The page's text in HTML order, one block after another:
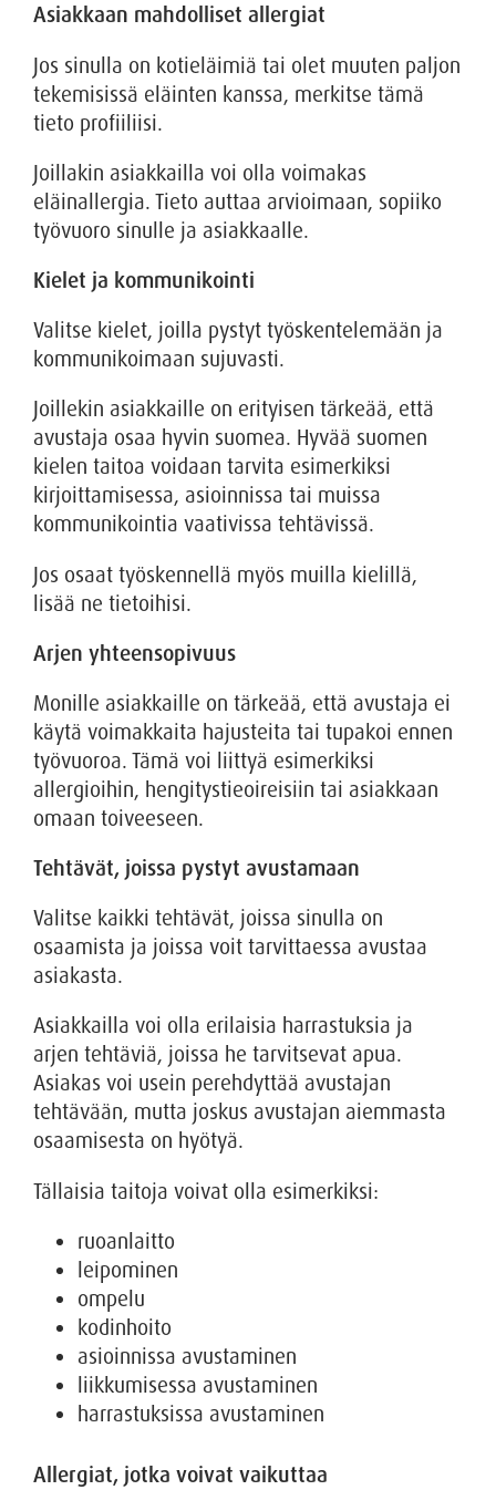
Asiakkaan mahdolliset allergiat
Jos sinulla on kotieläimiä tai olet muuten paljon
tekemisissä eläinten kanssa, merkitse tämä
tieto profiiliisi.
Joillakin asiakkailla voi olla voimakas
eläinallergia. Tieto auttaa arvioimaan, sopiiko
työvuoro sinulle ja asiakkaalle.
Kielet ja kommunikointi
Valitse kielet, joilla pystyt työskentelemään ja
kommunikoimaan sujuvasti.
Joillekin asiakkaille on erityisen tärkeää, että
avustaja osaa hyvin suomea. Hyvää suomen
kielen taitoa voidaan tarvita esimerkiksi
kirjoittamisessa, asioinnissa tai muissa
kommunikointia vaativissa tehtävissä.
Jos osaat työskennellä myös muilla kielillä,
lisää ne tietoihisi.
Arjen yhteensopivuus
Monille asiakkaille on tärkeää, että avustaja ei
käytä voimakkaita hajusteita tai tupakoi ennen
työvuoroa. Tämä voi liittyä esimerkiksi
allergioihin, hengitystieoireisiin tai asiakkaan
omaan toiveeseen.
Tehtävät, joissa pystyt avustamaan
Valitse kaikki tehtävät, joissa sinulla on
osaamista ja joissa voit tarvittaessa avustaa
asiakasta.
Asiakkailla voi olla erilaisia harrastuksia ja
arjen tehtäviä, joissa he tarvitsevat apua.
Asiakas voi usein perehdyttää avustajan
tehtävään, mutta joskus avustajan aiemmasta
osaamisesta on hyötyä.
Tällaisia taitoja voivat olla esimerkiksi:
ruoanlaitto
leipominen
ompelu
kodinhoito
asioinnissa avustaminen
liikkumisessa avustaminen
harrastuksissa avustaminen
Allergiat, jotka voivat vaikuttaa